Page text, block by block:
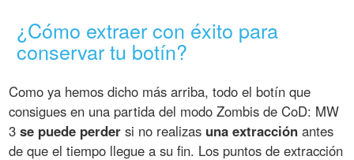
¿Cómo extraer con éxito para
conservar tu botín?
Como ya hemos dicho más arriba, todo el botín que
consigues en una partida del modo Zombis de CoD: MW
3se puede perder si no realizas una extracción antes
de que el tiempo llegue a su fin. Los puntos de extracción